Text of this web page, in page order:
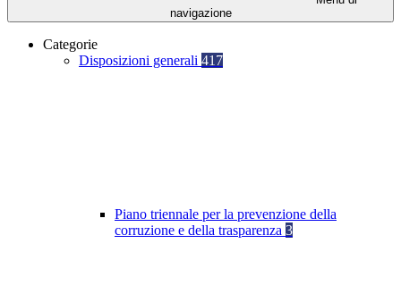
navigazione
Categorie
Disposizioni generali 417
Piano triennale per la prevenzione della
corruzione e della trasparenza 3